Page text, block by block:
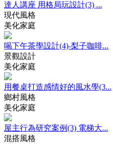
達人講座 用格局玩設計(3) ...
現代風格
美化家庭
喝下午茶學設計(4)-梨子咖啡...
景觀設計
美化家庭
用餐桌打造感情好的風水學(3...
鄉村風格
美化家庭
屋主行為研究案例(3) 電梯大...
混搭風格